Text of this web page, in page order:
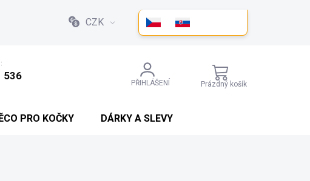
CZK
536
PŘIHLÁŠENÍ
NÁKUPNÍ
KOŠÍK
Prázdný košík
PRO KOČKY DÁRKY A SLEVY